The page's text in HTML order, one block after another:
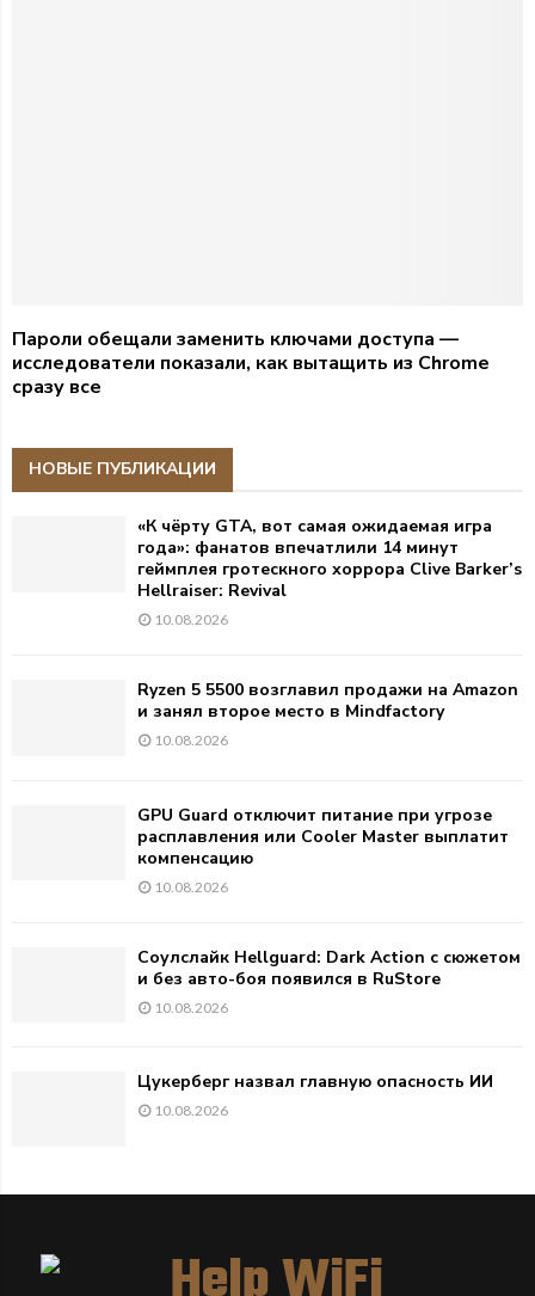
Пароли обещали заменить ключами доступа —
исследователи показали, как вытащить из Chrome
сразу все
НОВЫЕ ПУБЛИКАЦИИ
«К чёрту GTA, вот самая ожидаемая игра
года»: фанатов впечатлили 14 минут
геймплея гротескного хоррора Clive Barker’s
Hellraiser: Revival
10.08.2026
Ryzen 5 5500 возглавил продажи на Amazon
и занял второе место в Mindfactory
10.08.2026
GPU Guard отключит питание при угрозе
расплавления или Cooler Master выплатит
компенсацию
10.08.2026
Соулслайк Hellguard: Dark Action с сюжетом
и без авто-боя появился в RuStore
10.08.2026
Цукерберг назвал главную опасность ИИ
10.08.2026